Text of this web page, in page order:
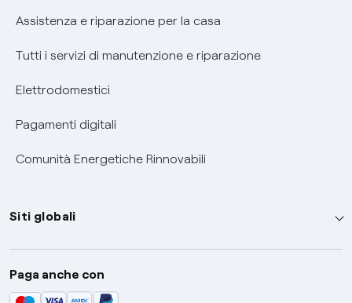
Assistenza e riparazione per la casa
Tutti i servizi di manutenzione e riparazione
Elettrodomestici
Pagamenti digitali
Comunità Energetiche Rinnovabili
Siti globali
Enel Group
Enel Green Power
Paga anche con